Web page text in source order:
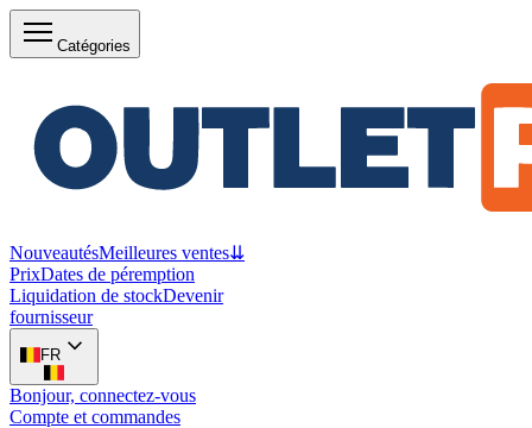
Catégories
NouveautésMeilleures ventes⇊
PrixDates de péremption
Liquidation de stockDevenir
fournisseur
FR
Bonjour, connectez-vous
Compte et commandes